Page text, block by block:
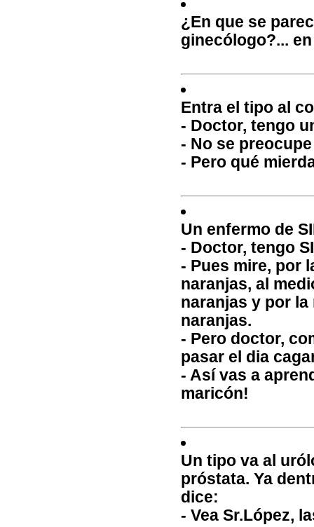
¿En que se
ginecólogo?...
Entra el tipo al
- Doctor, tengo
- No se
- Pero qué
Un enfermo de
- Doctor, tengo
- Pues mire, por
naranjas, al
naranjas y por
naranjas.
- Pero doctor,
pasar el dia
- Así vas a
maricón!
Un tipo va al
próstata. Ya
dice:
- Vea Sr.López,